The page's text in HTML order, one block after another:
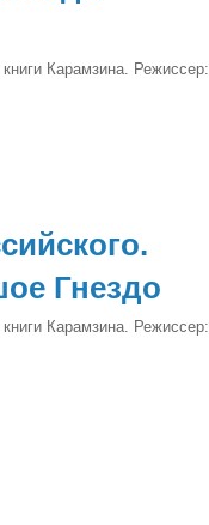
Карамзина. Режиссер:
Гнездо
Карамзина. Режиссер: